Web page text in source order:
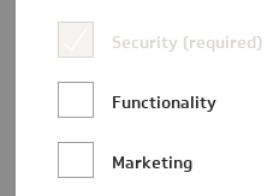
Security (required)
Functionality
Marketing